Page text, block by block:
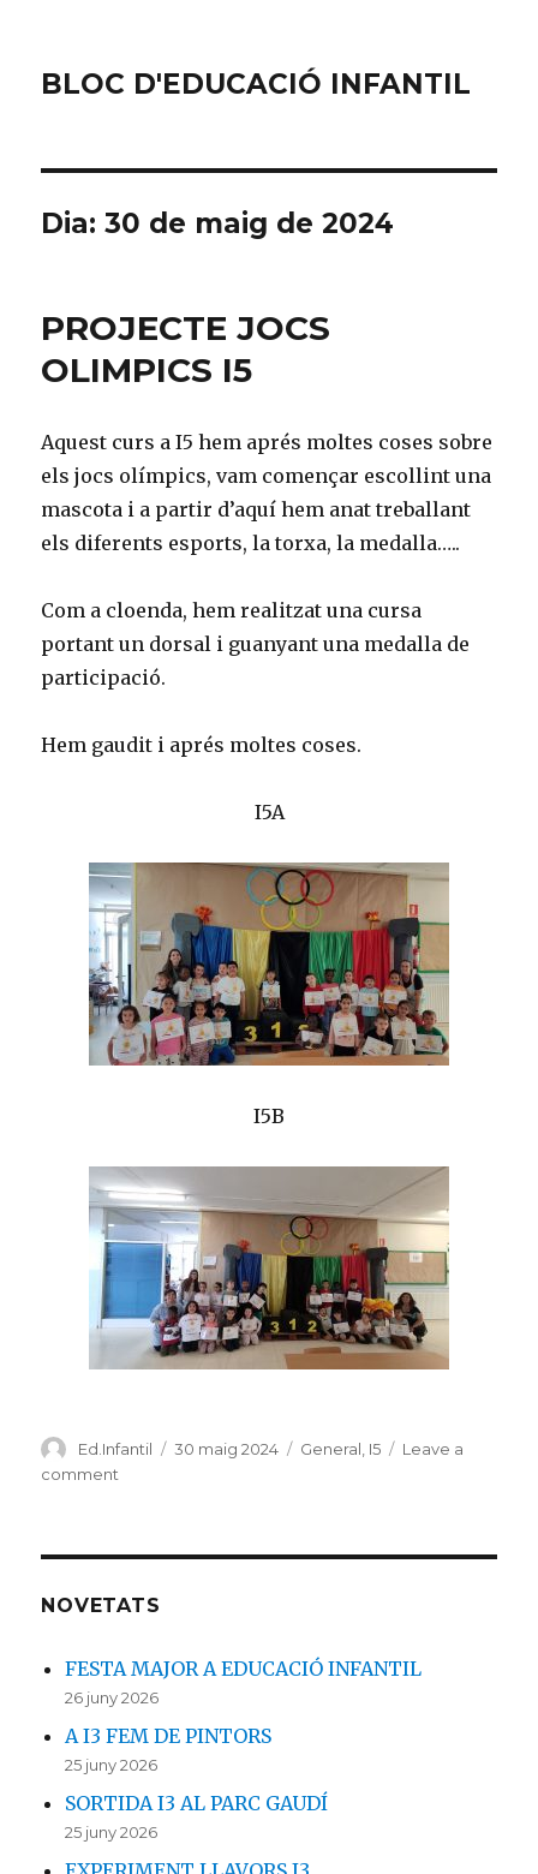
BLOC D'EDUCACIÓ INFANTIL
Dia: 30 de maig de 2024
PROJECTE JOCS
OLIMPICS I5
Aquest curs a I5 hem aprés moltes coses sobre
els jocs olímpics, vam començar escollint una
mascota i a partir d’aquí hem anat treballant
els diferents esports, la torxa, la medalla…..
Com a cloenda, hem realitzat una cursa
portant un dorsal i guanyant una medalla de
participació.
Hem gaudit i aprés moltes coses.
I5A
I5B
Author
Ed.Infantil
Posted
30 maig 2024 Categories
General I5
Leave a
comment
NOVETATS
FESTA MAJOR A EDUCACIÓ INFANTIL
26 juny 2026
A I3 FEM DE PINTORS
25 juny 2026
SORTIDA I3 AL PARC GAUDÍ
25 juny 2026